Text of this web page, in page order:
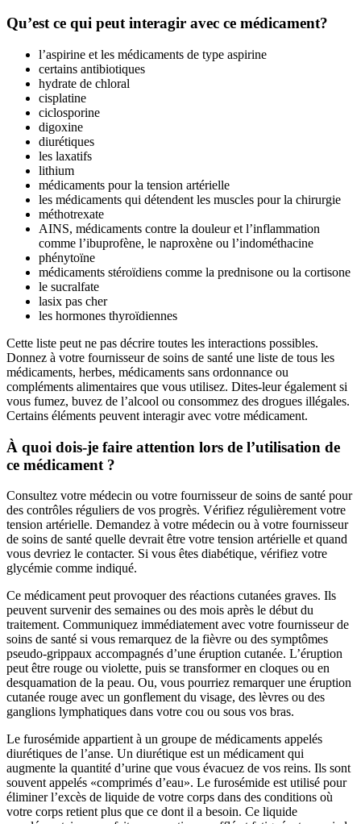
Qu’est ce qui peut interagir avec ce médicament?
l’aspirine et les médicaments de type aspirine
certains antibiotiques
hydrate de chloral
cisplatine
ciclosporine
digoxine
diurétiques
les laxatifs
lithium
médicaments pour la tension artérielle
les médicaments qui détendent les muscles pour la chirurgie
méthotrexate
AINS, médicaments contre la douleur et l’inflammation
comme l’ibuprofène, le naproxène ou l’indométhacine
phénytoïne
médicaments stéroïdiens comme la prednisone ou la cortisone
le sucralfate
lasix pas cher
les hormones thyroïdiennes
Cette liste peut ne pas décrire toutes les interactions possibles.
Donnez à votre fournisseur de soins de santé une liste de tous les
médicaments, herbes, médicaments sans ordonnance ou
compléments alimentaires que vous utilisez. Dites-leur également si
vous fumez, buvez de l’alcool ou consommez des drogues illégales.
Certains éléments peuvent interagir avec votre médicament.
À quoi dois-je faire attention lors de l’utilisation de
ce médicament ?
Consultez votre médecin ou votre fournisseur de soins de santé pour
des contrôles réguliers de vos progrès. Vérifiez régulièrement votre
tension artérielle. Demandez à votre médecin ou à votre fournisseur
de soins de santé quelle devrait être votre tension artérielle et quand
vous devriez le contacter. Si vous êtes diabétique, vérifiez votre
glycémie comme indiqué.
Ce médicament peut provoquer des réactions cutanées graves. Ils
peuvent survenir des semaines ou des mois après le début du
traitement. Communiquez immédiatement avec votre fournisseur de
soins de santé si vous remarquez de la fièvre ou des symptômes
pseudo-grippaux accompagnés d’une éruption cutanée. L’éruption
peut être rouge ou violette, puis se transformer en cloques ou en
desquamation de la peau. Ou, vous pourriez remarquer une éruption
cutanée rouge avec un gonflement du visage, des lèvres ou des
ganglions lymphatiques dans votre cou ou sous vos bras.
Le furosémide appartient à un groupe de médicaments appelés
diurétiques de l’anse. Un diurétique est un médicament qui
augmente la quantité d’urine que vous évacuez de vos reins. Ils sont
souvent appelés «comprimés d’eau». Le furosémide est utilisé pour
éliminer l’excès de liquide de votre corps dans des conditions où
votre corps retient plus que ce dont il a besoin. Ce liquide